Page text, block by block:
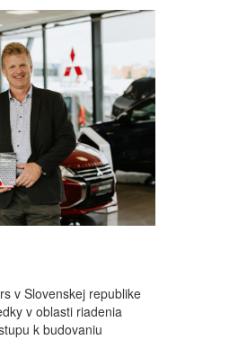
v Slovenskej republike
v oblasti riadenia
k budovaniu